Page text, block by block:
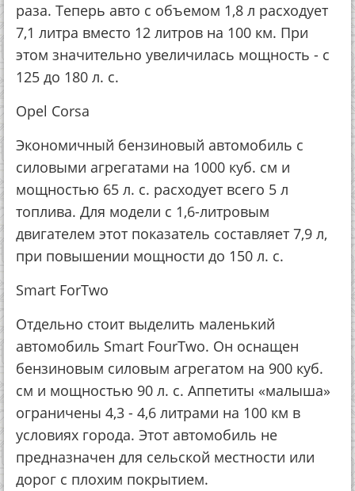
раза. Теперь авто с объемом 1,8 л расходует
7,1 литра вместо 12 литров на 100 км. При
этом значительно увеличилась мощность - с
125 до 180 л. с.
Opel Corsa
Экономичный бензиновый автомобиль с
силовыми агрегатами на 1000 куб. см и
мощностью 65 л. с. расходует всего 5 л
топлива. Для модели с 1,6-литровым
двигателем этот показатель составляет 7,9 л,
при повышении мощности до 150 л. с.
Smart ForTwo
Отдельно стоит выделить маленький
автомобиль Smart FourTwo. Он оснащен
бензиновым силовым агрегатом на 900 куб.
см и мощностью 90 л. с. Аппетиты «малыша»
ограничены 4,3 - 4,6 литрами на 100 км в
условиях города. Этот автомобиль не
предназначен для сельской местности или
дорог с плохим покрытием.